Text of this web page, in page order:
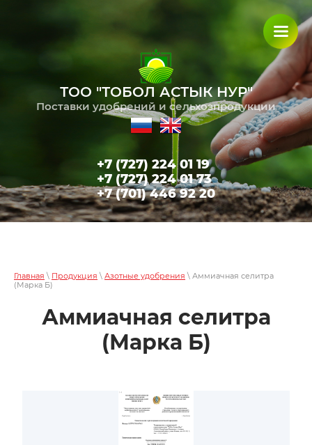
ТОО "ТОБОЛ АСТЫК НУР"
Поставки удобрений и сельхозпродукции
+7 (727) 224 01 19
+7 (727) 224 01 73
+7 (701) 446 92 20
Главная \ Продукция \ Азотные удобрения \ Аммиачная селитра
(Марка Б)
Аммиачная селитра
(Марка Б)